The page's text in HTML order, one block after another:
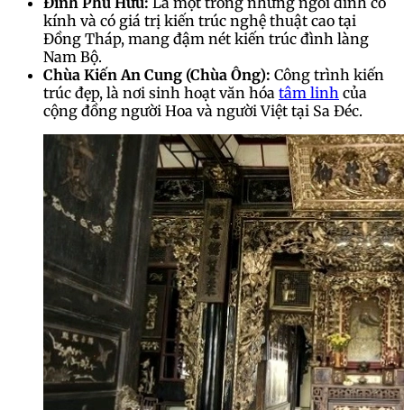
kính và có giá trị kiến trúc nghệ thuật cao tại
Đồng Tháp, mang đậm nét kiến trúc đình làng
Nam Bộ.
Chùa Kiến An Cung (Chùa Ông): Công trình kiến
trúc đẹp, là nơi sinh hoạt văn hóa tâm linh của
cộng đồng người Hoa và người Việt tại Sa Đéc.